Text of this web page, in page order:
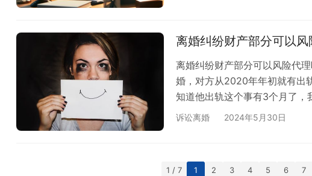
给你们看下，还有我们店铺商
离婚纠纷财产部分可以风
离婚纠纷财产部分可以风险代
婚，对方从2020年年初就有出
知道他出轨这个事有3个月了，
转账记录以及开_房记录都查询
险代理，但是那个律师的联系
诉讼离婚 2024年5月30日
1 / 7 1 2 3 4 5 6 7